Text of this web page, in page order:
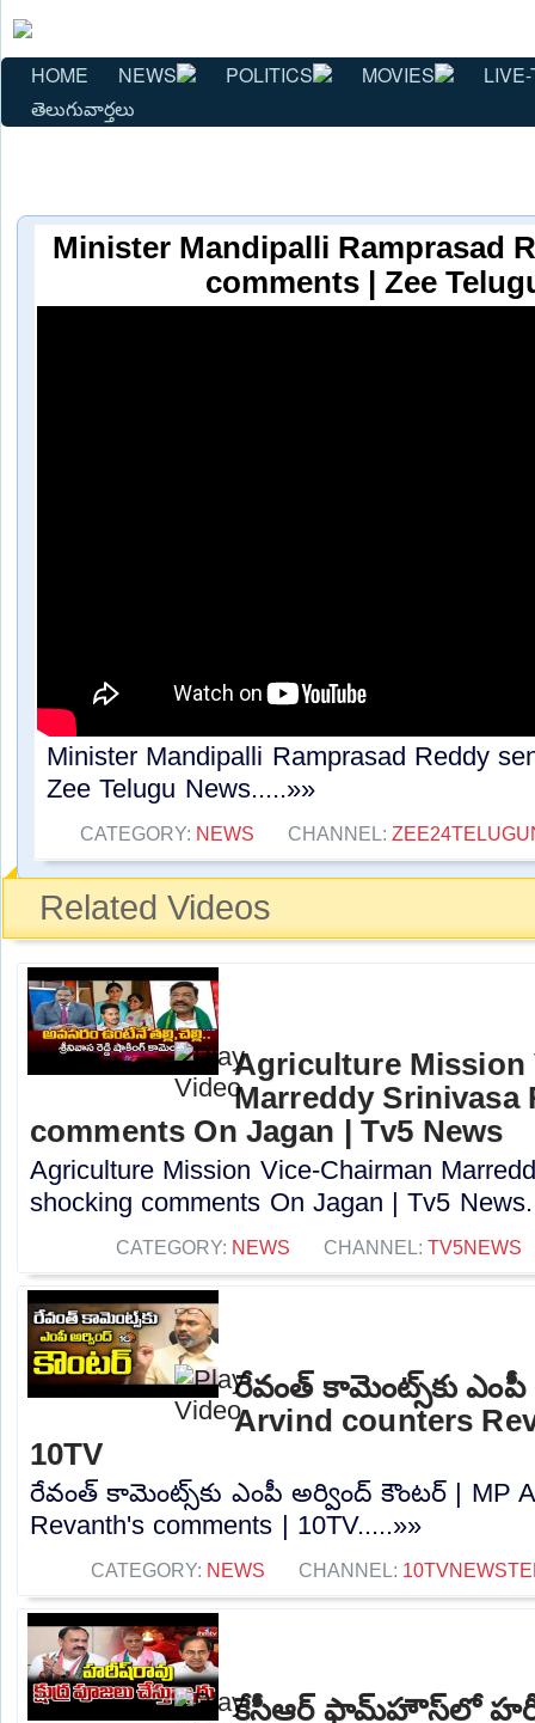
HOME NEWS POLITICS MOVIES
తెలుగువార్తలు
Minister Mandipalli Ramprasad
comments | Zee
Minister Mandipalli Ramprasad Reddy
Zee Telugu News.....»»
CATEGORY: NEWS CHANNEL:
Related Videos
Agriculture Mission
Marreddy Srinivasa
comments On Jagan | Tv5 News
Agriculture Mission Vice-Chairman
shocking comments On Jagan | Tv5
CATEGORY: NEWS CHANNEL: TV5NEWS
రేవంత్ కామెంట్స్‌కు ఎంపీ
Arvind counters
10TV
రేవంత్ కామెంట్స్‌కు ఎంపీ అర్వింద్ కౌంటర్ | MP
Revanth's comments | 10TV.....»»
CATEGORY: NEWS CHANNEL:
కేసీఆర్ ఫామ్‌హౌస్‌లో